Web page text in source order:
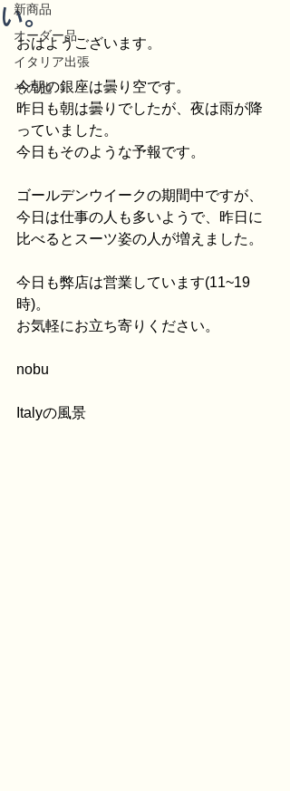
新商品
オーダー品
イタリア出張
その他
い。
おはようございます。
今朝の銀座は曇り空です。
昨日も朝は曇りでしたが、夜は雨が降
っていました。
今日もそのような予報です。
ゴールデンウイークの期間中ですが、
今日は仕事の人も多いようで、昨日に
比べるとスーツ姿の人が増えました。
今日も弊店は営業しています(11~19
時)。
お気軽にお立ち寄りください。
nobu
Italyの風景